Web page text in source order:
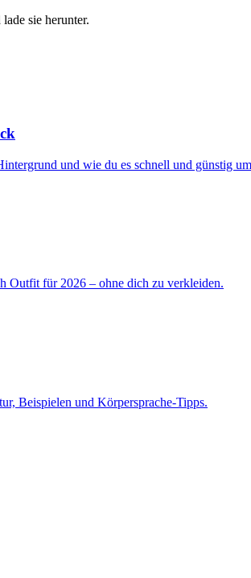
sie herunter.
und wie du es schnell und günstig
Outfit für 2026 – ohne dich zu verkleiden.
Beispielen und Körpersprache-Tipps.